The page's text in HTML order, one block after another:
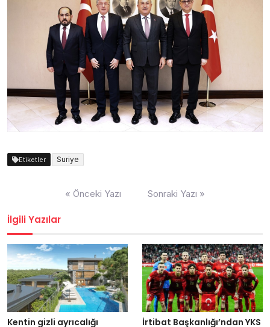
Etiketler Suriye
« Önceki Yazı Sonraki Yazı »
İlgili Yazılar
Kentin gizli ayrıcalığı İrtibat Başkanlığı’ndan YKS